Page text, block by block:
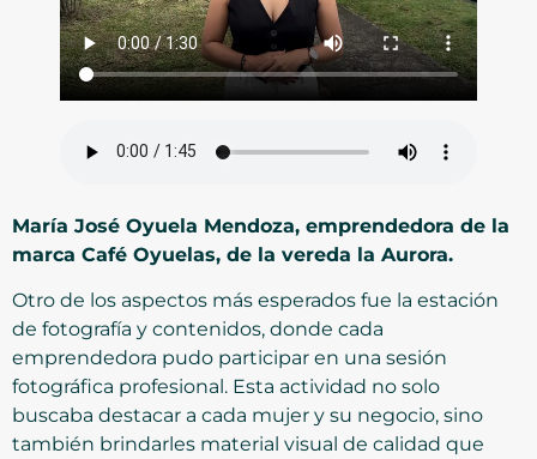
María José Oyuela Mendoza, emprendedora de la
marca Café Oyuelas, de la vereda la Aurora.
Otro de los aspectos más esperados fue la estación
de fotografía y contenidos, donde cada
emprendedora pudo participar en una sesión
fotográfica profesional. Esta actividad no solo
buscaba destacar a cada mujer y su negocio, sino
también brindarles material visual de calidad que